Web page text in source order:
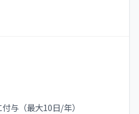
与（最大10日/年）